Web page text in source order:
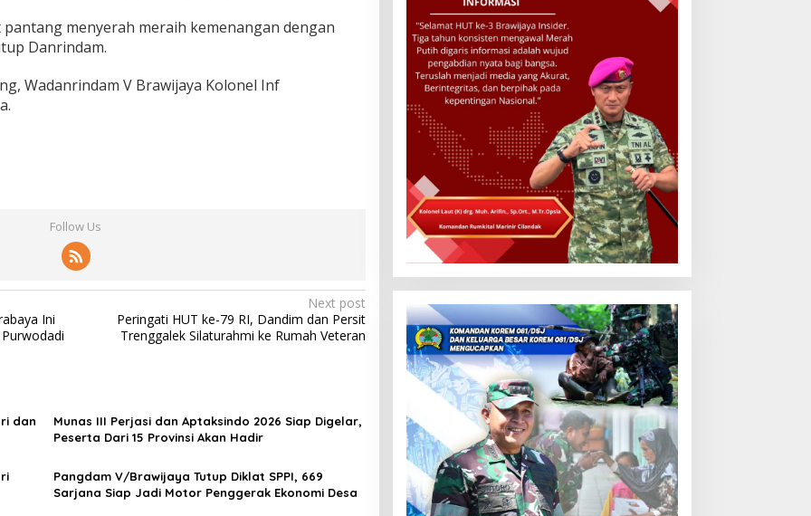
menyerah meraih kemenangan dengan
Danrindam.
Wadanrindam V Brawijaya Kolonel Inf
Follow Us
Ini
Next post
Peringati HUT ke-79 RI, Dandim dan Persit
Trenggalek Silaturahmi ke Rumah Veteran
dan
Munas III Perjasi dan Aptaksindo 2026 Siap Digelar,
Peserta Dari 15 Provinsi Akan Hadir
Pangdam V/Brawijaya Tutup Diklat SPPI, 669
Sarjana Siap Jadi Motor Penggerak Ekonomi Desa